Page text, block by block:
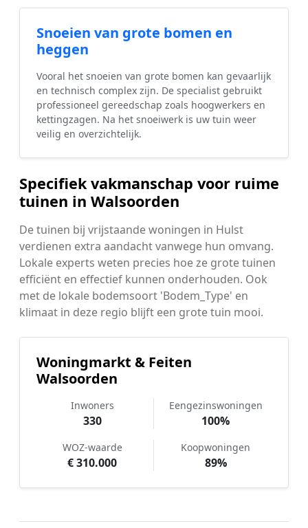
Snoeien van grote bomen en
heggen
Vooral het snoeien van grote bomen kan gevaarlijk
en technisch complex zijn. De specialist gebruikt
professioneel gereedschap zoals hoogwerkers en
kettingzagen. Na het snoeiwerk is uw tuin weer
veilig en overzichtelijk.
Specifiek vakmanschap voor ruime
tuinen in Walsoorden
De tuinen bij vrijstaande woningen in Hulst
verdienen extra aandacht vanwege hun omvang.
Lokale experts weten precies hoe ze grote tuinen
efficiënt en effectief kunnen onderhouden. Ook
met de lokale bodemsoort 'Bodem_Type' en
klimaat in deze regio blijft een grote tuin mooi.
Woningmarkt & Feiten
Walsoorden
Inwoners
330
Eengezinswoningen
100%
WOZ-waarde
€ 310.000
Koopwoningen
89%